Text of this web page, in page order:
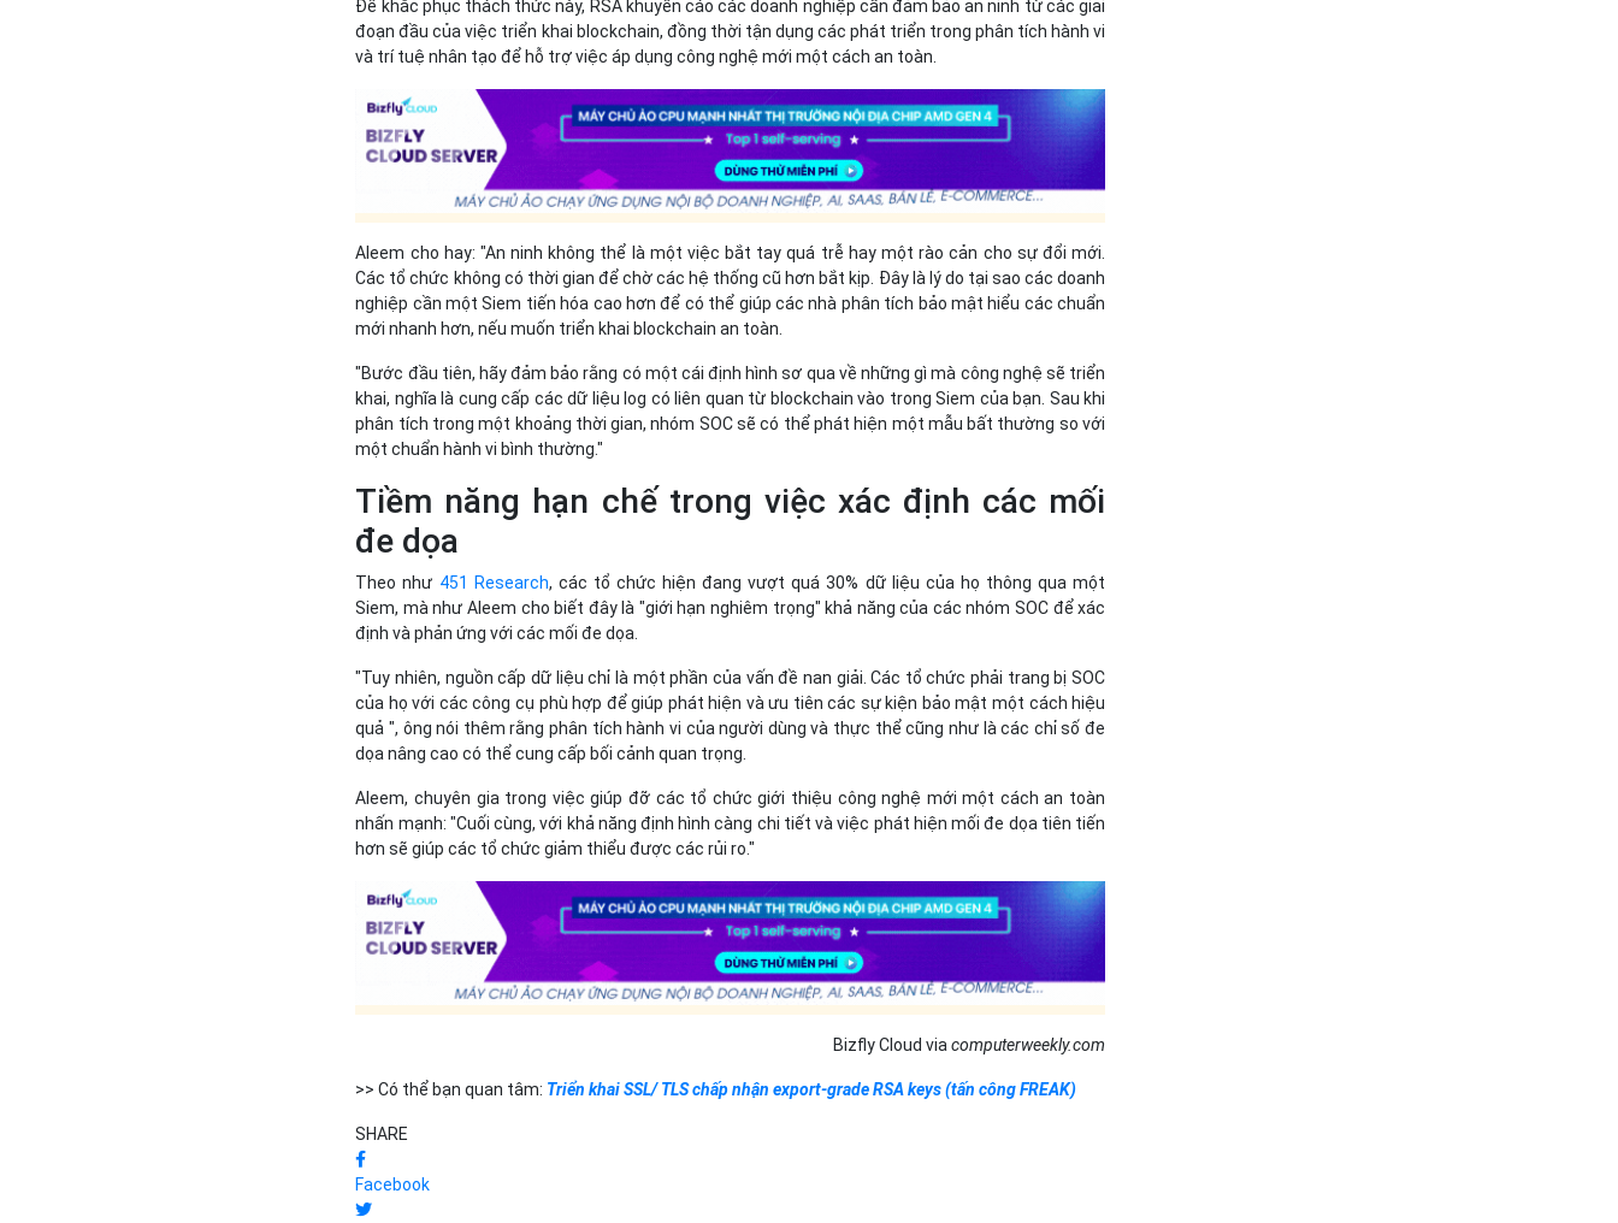
Để khắc phục thách thức này, RSA khuyến cáo các doanh nghiệp cần đảm bảo an ninh từ các giai
đoạn đầu của việc triển khai blockchain, đồng thời tận dụng các phát triển trong phân tích hành vi
và trí tuệ nhân tạo để hỗ trợ việc áp dụng công nghệ mới một cách an toàn.
Aleem cho hay: "An ninh không thể là một việc bắt tay quá trễ hay một rào cản cho sự đổi mới.
Các tổ chức không có thời gian để chờ các hệ thống cũ hơn bắt kịp. Đây là lý do tại sao các doanh
nghiệp cần một Siem tiến hóa cao hơn để có thể giúp các nhà phân tích bảo mật hiểu các chuẩn
mới nhanh hơn, nếu muốn triển khai blockchain an toàn.
"Bước đầu tiên, hãy đảm bảo rằng có một cái định hình sơ qua về những gì mà công nghệ sẽ triển
khai, nghĩa là cung cấp các dữ liệu log có liên quan từ blockchain vào trong Siem của bạn. Sau khi
phân tích trong một khoảng thời gian, nhóm SOC sẽ có thể phát hiện một mẫu bất thường so với
một chuẩn hành vi bình thường."
Tiềm năng hạn chế trong việc xác định các mối
đe dọa
Theo như 451 Research, các tổ chức hiện đang vượt quá 30% dữ liệu của họ thông qua một
Siem, mà như Aleem cho biết đây là "giới hạn nghiêm trọng" khả năng của các nhóm SOC để xác
định và phản ứng với các mối đe dọa.
"Tuy nhiên, nguồn cấp dữ liệu chỉ là một phần của vấn đề nan giải. Các tổ chức phải trang bị SOC
của họ với các công cụ phù hợp để giúp phát hiện và ưu tiên các sự kiện bảo mật một cách hiệu
quả ", ông nói thêm rằng phân tích hành vi của người dùng và thực thể cũng như là các chỉ số đe
dọa nâng cao có thể cung cấp bối cảnh quan trọng.
Aleem, chuyên gia trong việc giúp đỡ các tổ chức giới thiệu công nghệ mới một cách an toàn
nhấn mạnh: "Cuối cùng, với khả năng định hình càng chi tiết và việc phát hiện mối đe dọa tiên tiến
hơn sẽ giúp các tổ chức giảm thiểu được các rủi ro."
Bizfly Cloud viacomputerweekly.com
>> Có thể bạn quan tâm: Triển khai SSL/ TLS chấp nhận export-grade RSA keys (tấn công FREAK)
SHARE
Facebook